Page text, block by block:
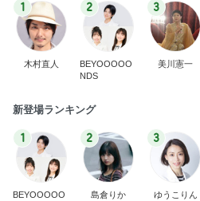
1
木村直人
2
BEYOOOOO
NDS
3
美川憲一
新登場ランキング
1
BEYOOOOO
2
島倉りか
3
ゆうこりん